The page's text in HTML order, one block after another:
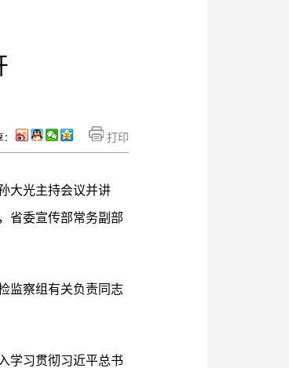
打印
大光主持会议并讲
省委宣传部常务副部
监察组有关负责同志
学习贯彻习近平总书